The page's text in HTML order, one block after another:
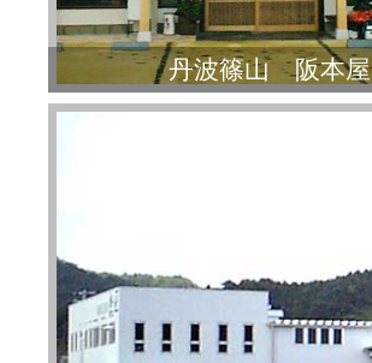
丹波篠山 阪本屋